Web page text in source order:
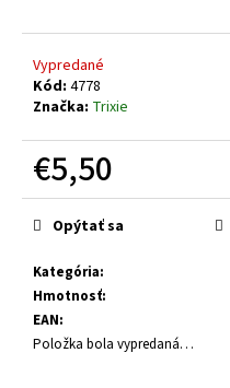
Vypredané
Kód: 4778
Značka: Trixie
€5,50
Jednotková
cena:
Kategória:
Hmotnosť:
EAN:
Položka bola vypredaná…
Opýtať sa
O
d
p
o
r
ú
m
HUMAC
NATUR